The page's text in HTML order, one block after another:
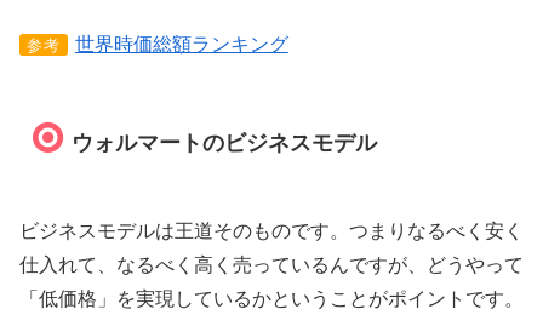
参考 世界時価総額ランキング
ウォルマートのビジネスモデル
ビジネスモデルは王道そのものです。つまりなるべく安く
仕入れて、なるべく高く売っているんですが、どうやって
「低価格」を実現しているかということがポイントです。